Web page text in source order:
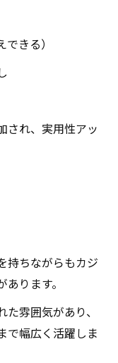
きる）
され、実用性アッ
持ちながらもカジ
ります。
雰囲気があり、
で幅広く活躍しま